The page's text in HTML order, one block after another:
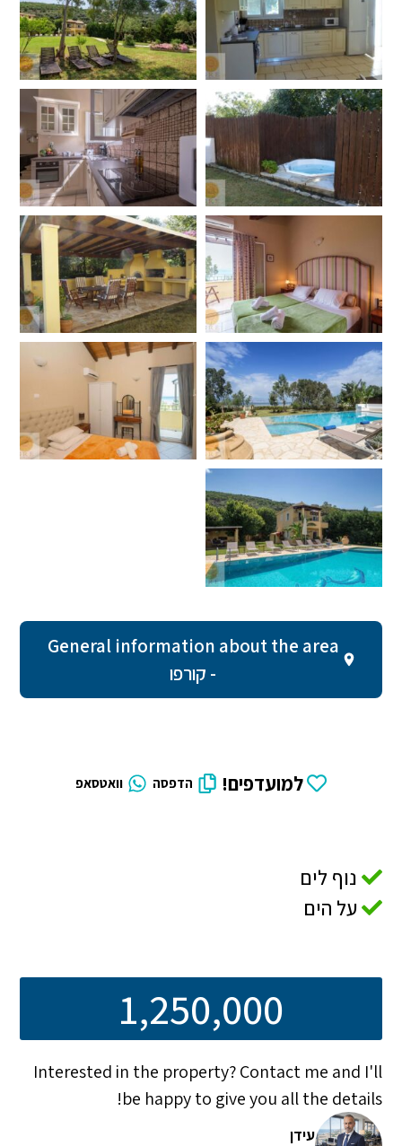
General information about the area
- קורפו
למועדפים! הדפסה וואטסאפ
נוף לים
על הים
1,250,000
Interested in the property? Contact me and I'll
be happy to give you all the details!
עידן